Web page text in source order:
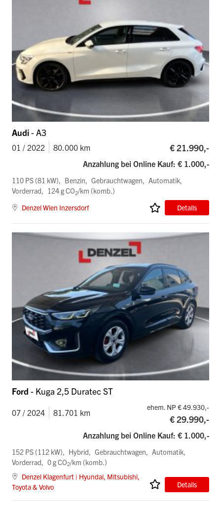
Audi- A3
01 / 2022 80.000 km € 21.990,-
Anzahlung bei Online Kauf: € 1.000,-
110 PS (81 kW) Benzin Gebrauchtwagen
Automatik
Vorderrad
124 g CO2/km (komb.)
Denzel Wien Inzersdorf
Details
Ford - Kuga 2,5 Duratec ST
07 / 2024 81.701 km
ehem. NP € 49.930,-
€ 29.990,-
Anzahlung bei Online Kauf: € 1.000,-
152 PS (112 kW) Hybrid Gebrauchtwagen
Automatik
Vorderrad
0 g CO2/km (komb.)
Denzel Klagenfurt | Hyundai, Mitsubishi,
Toyota & Volvo
Details